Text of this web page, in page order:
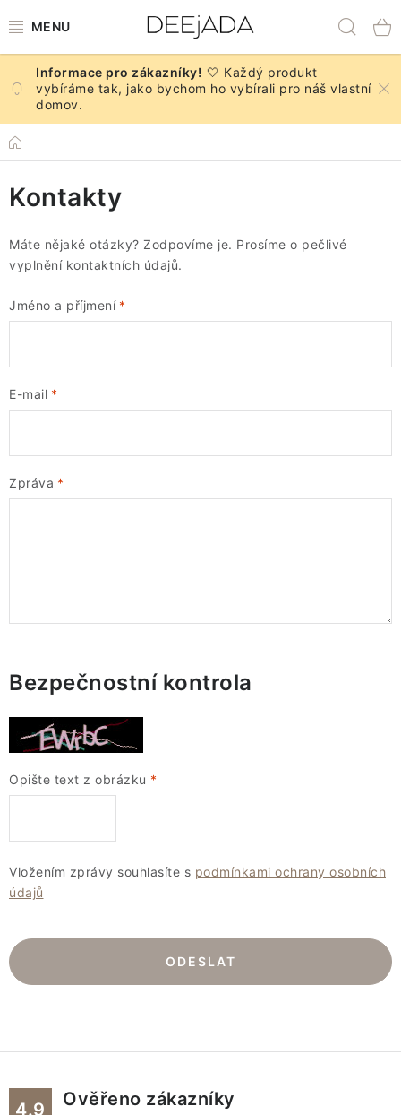
na
NOVINKY
PODZIM
KUCHYNĚ A STOLOVÁNÍ
BYTOVÝ TEXTIL
KOUPELNA
VÁNOCE
Doprava a platba
FAQ - nejčastější dotazy
🤍 Každý produkt
vybíráme tak, jako bychom ho vybírali pro náš vlastní
domov.
Domů
Kontakty
Máte nějaké otázky? Zodpovíme je. Prosíme o pečlivé
vyplnění kontaktních údajů.
Jméno a příjmení
E-mail
Zpráva
Bezpečnostní kontrola
Opište text z obrázku
Vložením zprávy souhlasíte s podmínkami ochrany osobních
údajů
ODESLAT
4.9 Ověřeno zákazníky